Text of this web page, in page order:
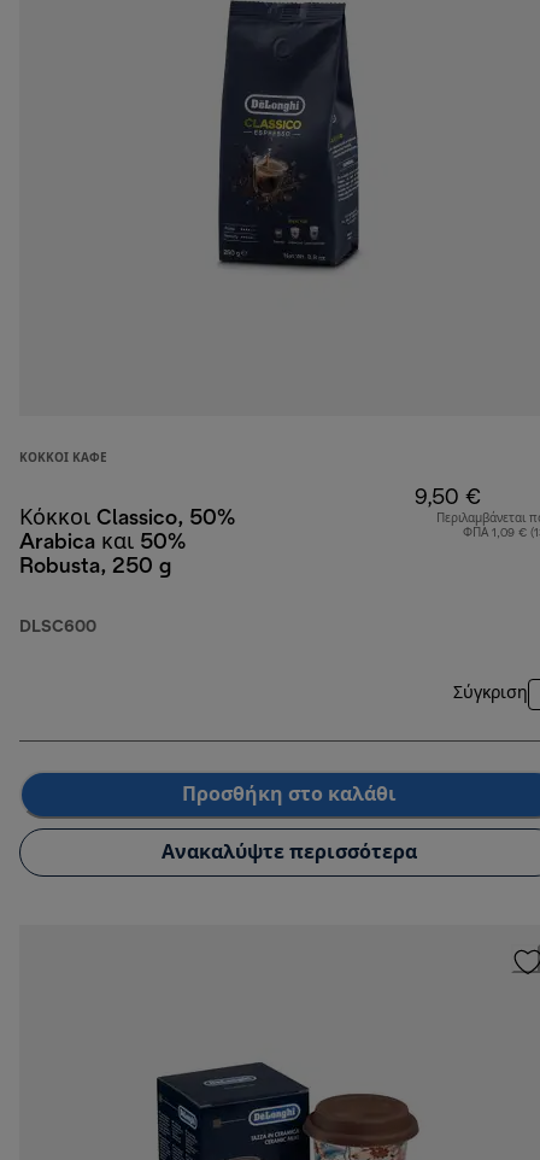
ΚΌΚΚΟΙ ΚΑΦΈ
Κόκκοι Classico, 50%
Arabica και 50%
Robusta, 250 g
DLSC600
9,50 €
Περιλαμβάνεται
ΦΠΑ 1,09 €
Σύγκριση
Προσθήκη στο καλάθι
Ανακαλύψτε περισσότερα